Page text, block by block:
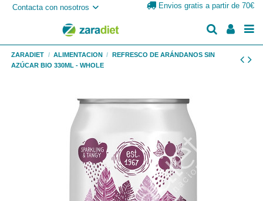
Contacta con nosotros Envios gratis a partir de 70€
ZARADIET ALIMENTACION
REFRESCO DE ARÁNDANOS SIN
AZÚCAR BIO 330ML - WHOLE